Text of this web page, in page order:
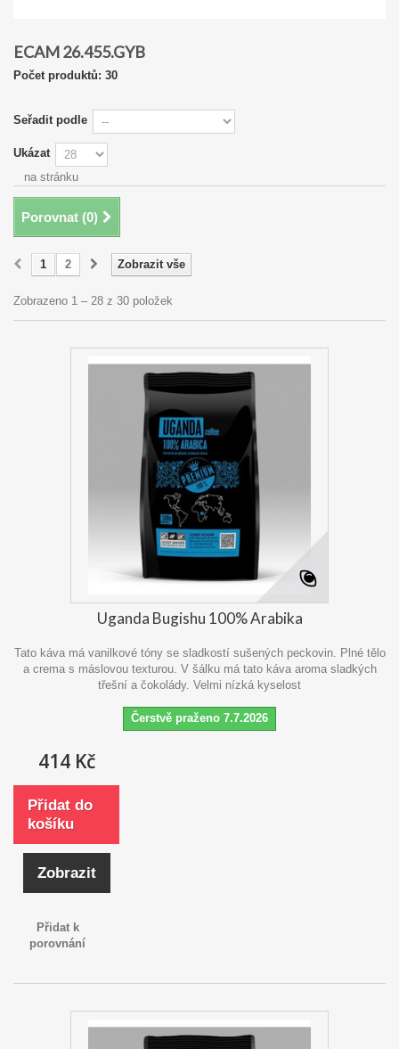
ECAM 26.455.GYB
Počet produktů: 30
Seřadit podle
Ukázat
na stránku
Porovnat (0)
Zobrazit vše
1 2
Zobrazeno 1 – 28 z 30 položek
Uganda Bugishu 100% Arabika
Tato káva má vanilkové tóny se sladkostí sušených peckovin. Plné tělo
a crema s máslovou texturou. V šálku má tato káva aroma sladkých
třešní a čokolády. Velmi nízká kyselost
Čerstvě praženo 7.7.2026
414 Kč
Přidat do
košíku
Zobrazit
Přidat k
porovnání